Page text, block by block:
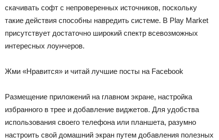
скачивать софт с непроверенных источников, поскольку
такие действия способны навредить системе. В Play Market
присутствует достаточно широкий спектр всевозможных
интересных лоунчеров.
Жми «Нравится» и читай лучшие посты на Facebook
Размещение приложений на главном экране, настройка
избранного в трее и добавление виджетов. Для удобства
использования своего телефона или планшета, разумно
настроить свой домашний экран путем добавления полезных